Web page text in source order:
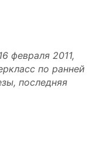
февраля 2011,
по ранней
последняя